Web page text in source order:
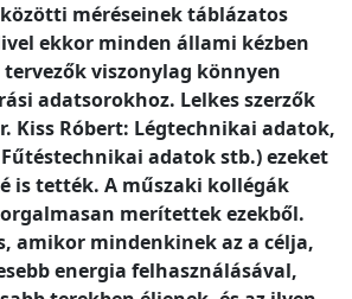
méréseinek táblázatos
ekkor minden állami kézben
viszonylag könnyen
adatsorokhoz. Lelkes szerzők
Kiss Róbert: Légtechnikai adatok,
adatok stb.) ezeket
is tették. A műszaki kollégák
merítettek ezekből.
amikor mindenkinek az a célja,
energia felhasználásával,